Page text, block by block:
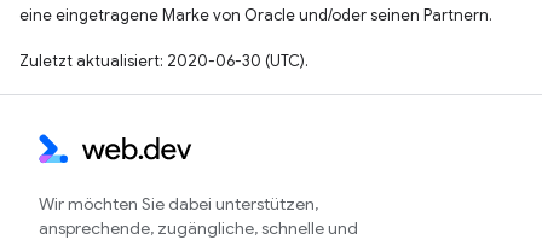
eine eingetragene Marke von Oracle und/oder seinen Partnern.
Zuletzt aktualisiert: 2020-06-30 (UTC).
Wir möchten Sie dabei unterstützen,
ansprechende, zugängliche, schnelle und